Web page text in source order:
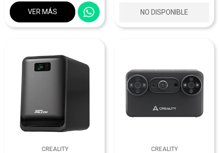
VER MÁS NO DISPONIBLE
CREALITY
CREALITY